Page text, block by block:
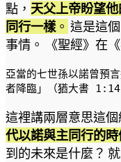
點， 天父上帝盼望
同行一樣。 這是這
事情。 《聖經》在
亞當的七世孫以諾曾預
者降臨」（猶大書 1:14
這裡講兩層意思這個
代以諾與主同行的
到的未來是什麼？